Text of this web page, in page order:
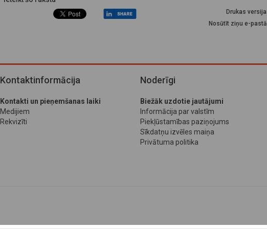
Drukas versija
Nosūtīt ziņu e-pastā
Kontaktinformācija
Kontakti un pieņemšanas laiki
Medijiem
Rekvizīti
Noderīgi
Biežāk uzdotie jautājumi
Informācija par valstīm
Piekļūstamības paziņojums
Sīkdatņu izvēles maiņa
Privātuma politika